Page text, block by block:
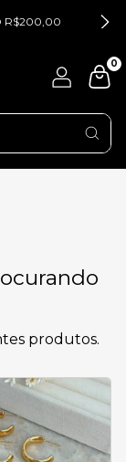
R$200,00
0
produtos.